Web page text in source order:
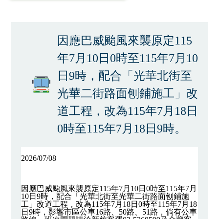
因應巴威颱風來襲原定115
年7月10日0時至115年7月10
日9時，配合「光華北街至
光華二街路面刨鋪施工」改
道工程，改為115年7月18日
0時至115年7月18日9時。
2026/07/08
因應巴威颱風來襲原定115年7月10日0時至115年7月
10日9時，配合「光華北街至光華二街路面刨鋪施
工」改道工程，改為115年7月18日0時至115年7月18
日9時，影響市區公車16路、50路、51路，倘有公車